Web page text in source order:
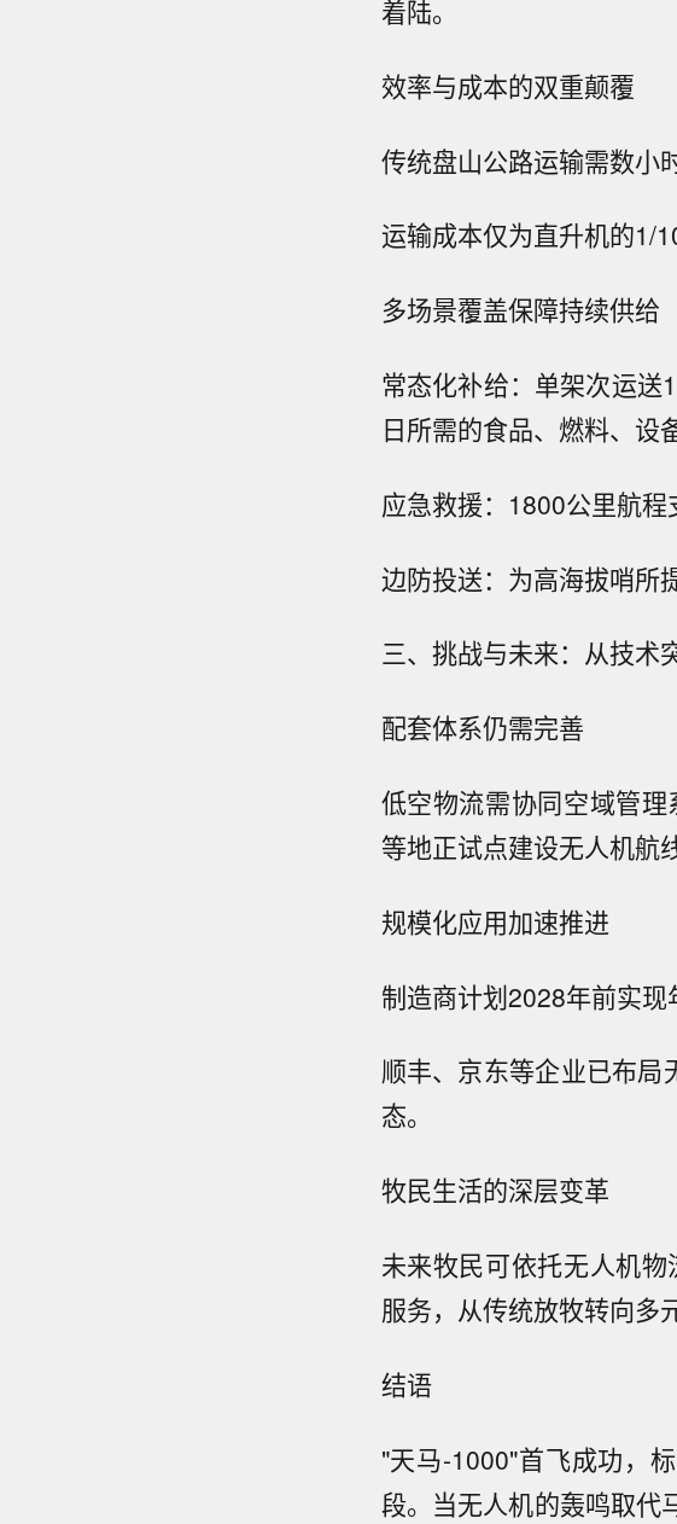
着陆。
效率与成本的双重颠覆
传统盘山公路运输需数小
运输成本仅为直升机的1/
多场景覆盖保障持续供给
常态化补给：单架次运送
日所需的食品、燃料、设
应急救援：1800公里航程
边防投送：为高海拔哨所
三、挑战与未来：从技术
配套体系仍需完善
低空物流需协同空域管
等地正试点建设无人机航
规模化应用加速推进
制造商计划2028年前实现
顺丰、京东等企业已布局
态。
牧民生活的深层变革
未来牧民可依托无人机
服务，从传统放牧转向多
结语
"天马-1000"首飞成功，
段。当无人机的轰鸣取代